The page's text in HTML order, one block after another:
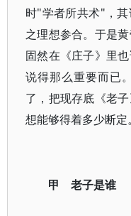
时"学者所共术"，
之理想参合。于是
固然在《庄子》里
说得那么重要而已
了，把现存底《老
想能够得着多少断定。
甲 老子是谁